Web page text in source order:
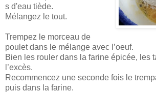
s d'eau tiède.
Mélangez le tout.
Trempez le morceau de
poulet dans le mélange avec l’oeuf.
Bien les rouler dans la farine épicée, les
l’excès.
Recommencez une seconde fois le
puis dans la farine.